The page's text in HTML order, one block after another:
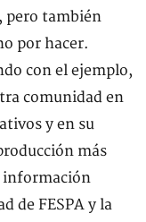
pero también
por hacer.
con el ejemplo,
comunidad en
y en su
más
información
de FESPA y la